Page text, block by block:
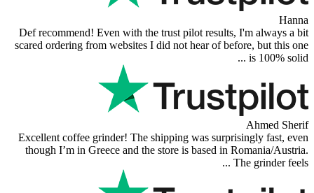
Def recommend! Even with the trust
scared ordering from websites I did not
Excellent coffee grinder! The shipping
though I’m in Greece and the store is